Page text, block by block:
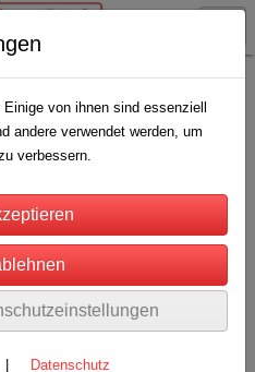
und Bullenführstab(22)
von ihnen sind essenziell
andere verwendet werden, um
verbessern.
Datenschutz